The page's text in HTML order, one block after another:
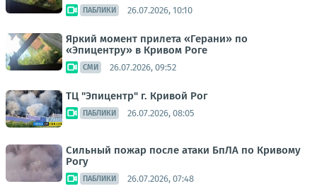
ПАБЛИКИ 26.07.2026, 10:10
Яркий момент прилета «Герани» по
«Эпицентру» в Кривом Роге
СМИ 26.07.2026, 09:52
ТЦ "Эпицентр" г. Кривой Рог
ПАБЛИКИ 26.07.2026, 08:05
Сильный пожар после атаки БпЛА по Кривому
Рогу
ПАБЛИКИ 26.07.2026, 07:48